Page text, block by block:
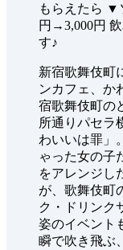
もらえたら ▼
円→3,000円
す♪
新宿歌舞伎町
ンカフェ、か
宿歌舞伎町の
所通りパセラ
わいいは罪」
ゃった女の子
をアレンジし
が、歌舞伎町
ク・ドリンク
姿のイベント
瞬で吹き飛ぶ